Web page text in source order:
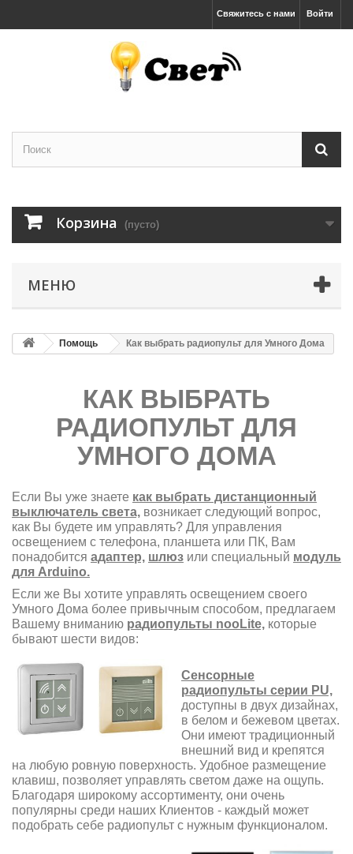
Войти
Свяжитесь с нами
Корзина (пусто)
МЕНЮ
Помощь Как выбрать радиопульт для Умного Дома
КАК ВЫБРАТЬ
РАДИОПУЛЬТ ДЛЯ
УМНОГО ДОМА
Если Вы уже знаете как выбрать дистанционный
выключатель света, возникает следующий вопрос,
как Вы будете им управлять? Для управления
освещением с телефона, планшета или ПК, Вам
понадобится адаптер, шлюз или специальный модуль
для Arduino.
Если же Вы хотите управлять освещением своего
Умного Дома более привычным способом, предлагаем
Вашему вниманию радиопульты nooLite, которые
бывают шести видов:
Сенсорные
радиопульты серии PU,
доступны в двух дизайнах,
в белом и бежевом цветах.
Они имеют традиционный
внешний вид и крепятся
на любую ровную поверхность. Удобное размещение
клавиш, позволяет управлять светом даже на ощупь.
Благодаря широкому ассортименту, они очень
популярны среди наших Клиентов - каждый может
подобрать себе радиопульт с нужным функционалом.